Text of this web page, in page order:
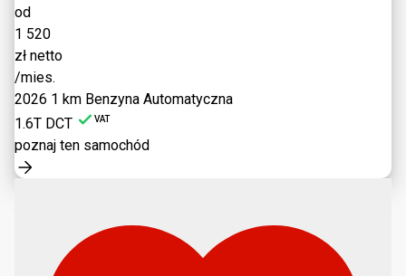
od
1 520
zł netto
/mies.
2026 1 km Benzyna Automatyczna
1.6T DCT
VAT
poznaj ten samochód